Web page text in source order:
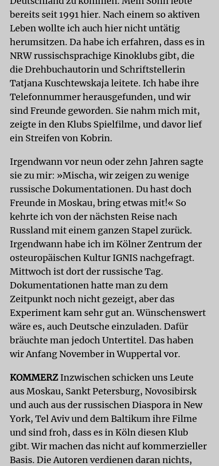
bereits seit 1991 hier. Nach einem so aktiven
Leben wollte ich auch hier nicht untätig
herumsitzen. Da habe ich erfahren, dass es in
NRW russischsprachige Kinoklubs gibt, die
die Drehbuchautorin und Schriftstellerin
Tatjana Kuschtewskaja leitete. Ich habe ihre
Telefonnummer herausgefunden, und wir
sind Freunde geworden. Sie nahm mich mit,
zeigte in den Klubs Spielfilme, und davor lief
ein Streifen von Kobrin.
Irgendwann vor neun oder zehn Jahren sagte
sie zu mir: »Mischa, wir zeigen zu wenige
russische Dokumentationen. Du hast doch
Freunde in Moskau, bring etwas mit!« So
kehrte ich von der nächsten Reise nach
Russland mit einem ganzen Stapel zurück.
Irgendwann habe ich im Kölner Zentrum der
osteuropäischen Kultur IGNIS nachgefragt.
Mittwoch ist dort der russische Tag.
Dokumentationen hatte man zu dem
Zeitpunkt noch nicht gezeigt, aber das
Experiment kam sehr gut an. Wünschenswert
wäre es, auch Deutsche einzuladen. Dafür
bräuchte man jedoch Untertitel. Das haben
wir Anfang November in Wuppertal vor.
KOMMERZ Inzwischen schicken uns Leute
aus Moskau, Sankt Petersburg, Novosibirsk
und auch aus der russischen Diaspora in New
York, Tel Aviv und dem Baltikum ihre Filme
und sind froh, dass es in Köln diesen Klub
gibt. Wir machen das nicht auf kommerzieller
Basis. Die Autoren verdienen daran nichts,